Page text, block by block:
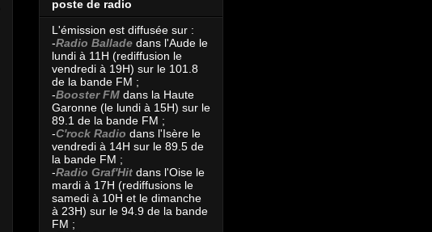
poste de radio
L'émission est diffusée sur :
-Radio Ballade dans l'Aude le
lundi à 11H (rediffusion le
vendredi à 19H) sur le 101.8
de la bande FM ;
-Booster FM dans la Haute
Garonne (le lundi à 15H) sur le
89.1 de la bande FM ;
-C'rock Radio dans l'Isère le
vendredi à 14H sur le 89.5 de
la bande FM ;
-Radio Graf'Hit dans l'Oise le
mardi à 17H (rediffusions le
samedi à 10H et le dimanche
à 23H) sur le 94.9 de la bande
FM ;